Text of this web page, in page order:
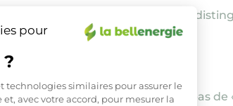
pour
du
technologies similaires pour assurer le
avec votre accord, pour mesurer la
évalue. Voici les critères qui
le même réseau : il n’existe pas de